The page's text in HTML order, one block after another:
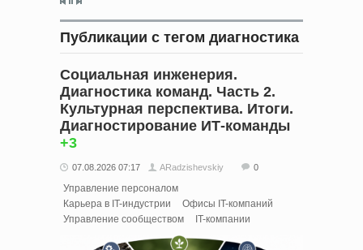
Публикации с тегом диагностика
Социальная инженерия.
Диагностика команд. Часть 2.
Культурная перспектива. Итоги.
Диагностирование ИТ-команды
+3
07.08.2026 07:17 ARadzishevskiy 0
Управление персоналом
Карьера в IT-индустрии
Офисы IT-компаний
Управление сообществом
IT-компании